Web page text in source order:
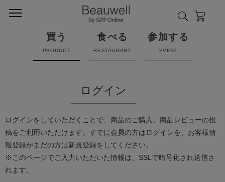
買う
PRODUCT
食べる
RESTAURANT
参加する
EVENT
ログイン
ログインをしていただくことで、商品のご購入、商品レビューの投
稿をご利用いただけます。すでに会員の方はログインを、お客様情
報登録がまだの方は新規登録をしてください。
※このページでご入力いただいた情報は、SSLで暗号化され送信さ
れます。